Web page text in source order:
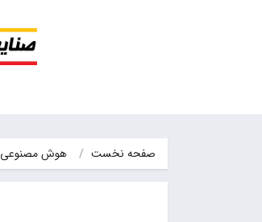
صفحه نخست هوش مصنوعی